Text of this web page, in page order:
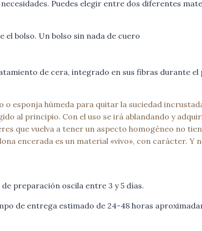
Puedes elegir entre dos diferentes
el bolso. Un bolso sin nada de cuero
de cera, integrado en sus fibras durante
esponja húmeda para quitar la suciedad
al principio. Con el uso se irá ablandando y
que vuelva a tener un aspecto homogéneo no
encerada es un material «vivo», con carácter. Y
preparación oscila entre 3 y 5 días.
de entrega estimado de 24-48 horas